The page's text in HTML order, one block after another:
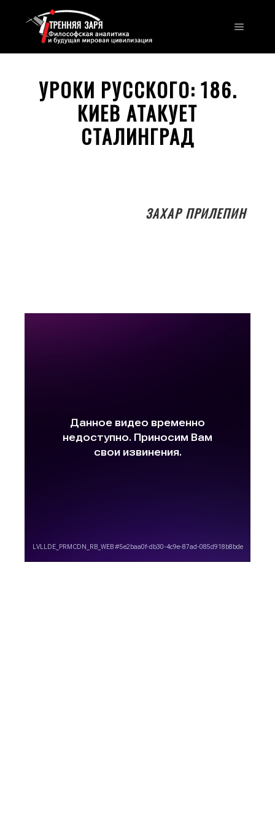
УРОКИ РУССКОГО: 186.
КИЕВ АТАКУЕТ
СТАЛИНГРАД
ЗАХАР ПРИЛЕПИН